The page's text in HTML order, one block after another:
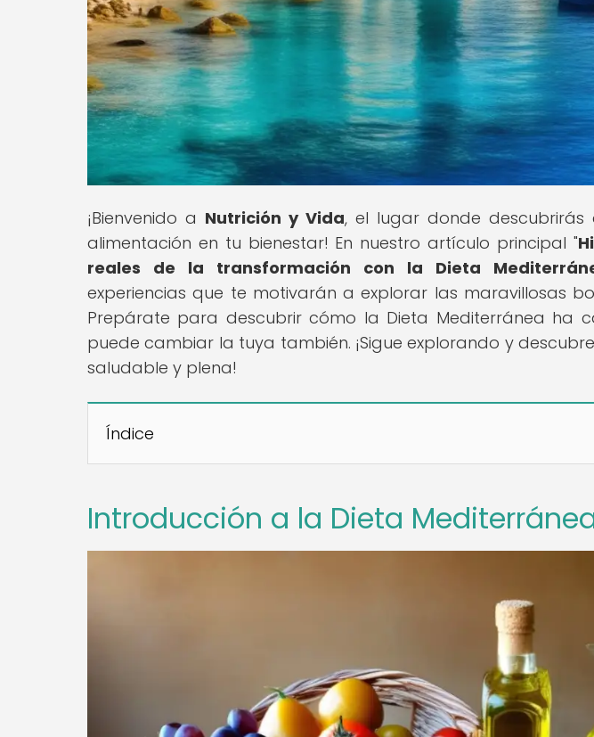
¡Bienvenido a Nutrición y Vida, el lugar donde
alimentación en tu bienestar! En nuestro artículo principal "
reales de la transformación con la Dieta
experiencias que te motivarán a explorar las maravillosas
Prepárate para descubrir cómo la Dieta Mediterránea ha
puede cambiar la tuya también. ¡Sigue explorando y
saludable y plena!
Índice
Introducción a la Dieta